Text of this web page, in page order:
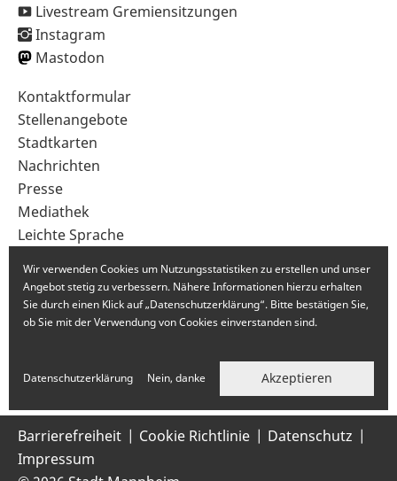
Livestream Gremiensitzungen
Instagram
Mastodon
Sekundärnavigation
im
Fußbereich
Kontaktformular
Stellenangebote
Stadtkarten
Nachrichten
Presse
Mediathek
Leichte Sprache
Barrierefreiheit Cookie Richtlinie
Datenschutz
Impressum
Wir verwenden Cookies um Nutzungsstatistiken zu erstellen und unser
Angebot stetig zu verbessern. Nähere Informationen hierzu erhalten
Sie durch einen Klick auf „Datenschutzerklärung“. Bitte bestätigen Sie,
ob Sie mit der Verwendung von Cookies einverstanden sind.
Datenschutzerklärung Nein, danke Akzeptieren